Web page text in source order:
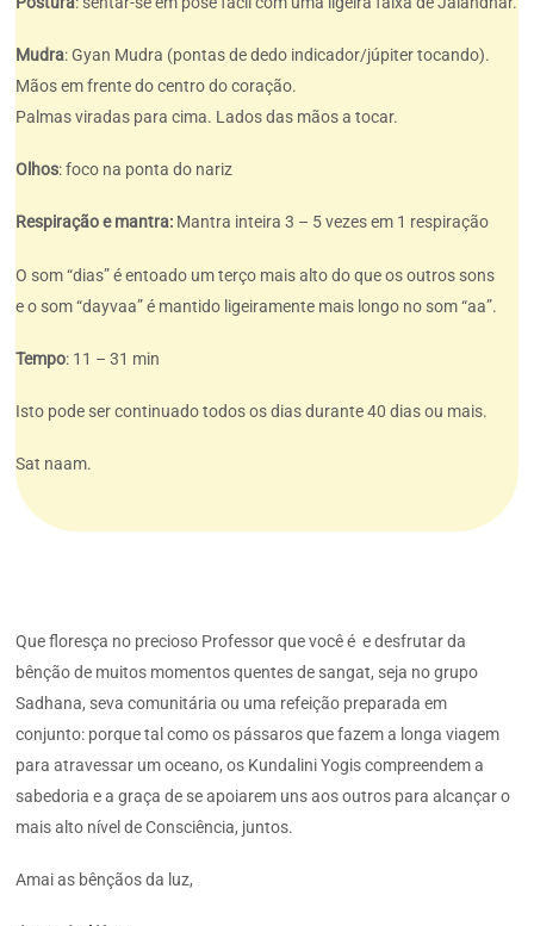
Mudra: Gyan Mudra (pontas de dedo indicador/júpiter tocando).
Mãos em frente do centro do coração.
Palmas viradas para cima. Lados das mãos a tocar.
Olhos: foco na ponta do nariz
Respiração e mantra: Mantra inteira 3 – 5 vezes em 1 respiração
O som “dias” é entoado um terço mais alto do que os outros sons
e o som “dayvaa” é mantido ligeiramente mais longo no som “aa”.
Tempo: 11 – 31 min
Isto pode ser continuado todos os dias durante 40 dias ou mais.
Sat naam.
Que floresça no precioso Professor que você é e desfrutar da
bênção de muitos momentos quentes de sangat, seja no grupo
Sadhana, seva comunitária ou uma refeição preparada em
conjunto: porque tal como os pássaros que fazem a longa viagem
para atravessar um oceano, os Kundalini Yogis compreendem a
sabedoria e a graça de se apoiarem uns aos outros para alcançar o
mais alto nível de Consciência, juntos.
Amai as bênçãos da luz,